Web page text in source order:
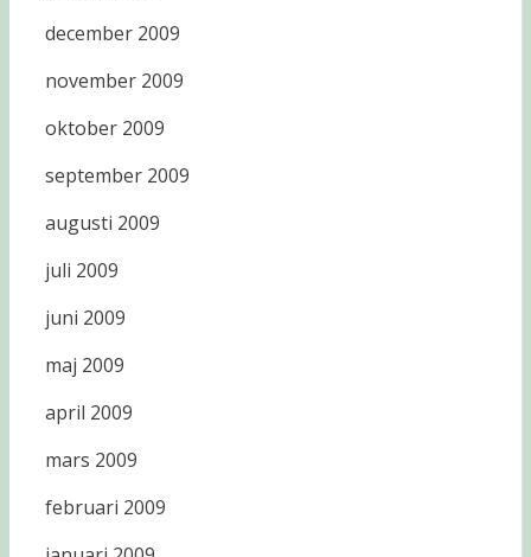
december 2009
november 2009
oktober 2009
september 2009
augusti 2009
juli 2009
juni 2009
maj 2009
april 2009
mars 2009
februari 2009